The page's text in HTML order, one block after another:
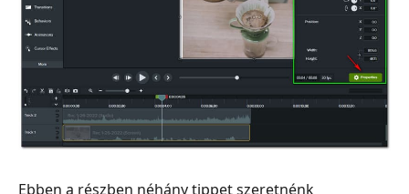
Ebben a részben néhány tippet szeretnénk